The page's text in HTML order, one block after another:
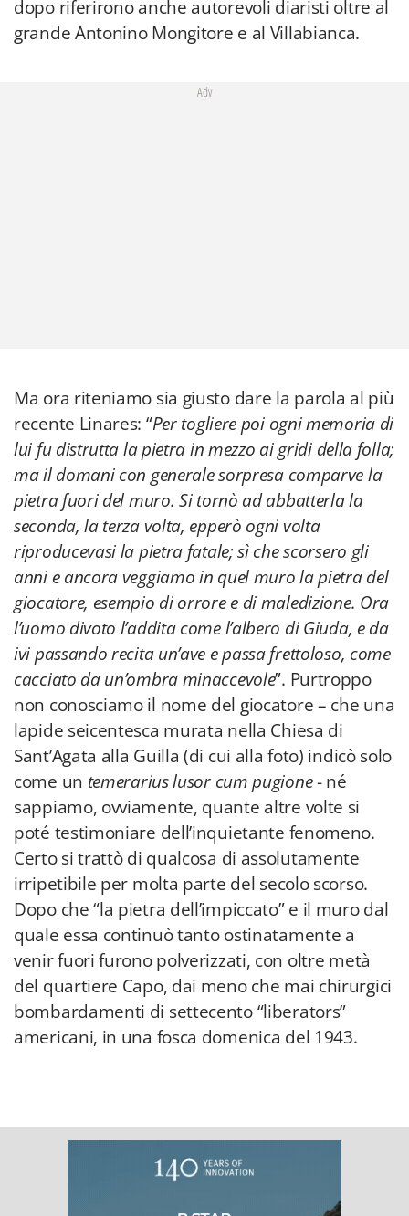
dopo riferirono anche autorevoli diaristi oltre al
grande Antonino Mongitore e al Villabianca.
Adv
Ma ora riteniamo sia giusto dare la parola al più
recente Linares: “Per togliere poi ogni memoria di
lui fu distrutta la pietra in mezzo ai gridi della folla;
ma il domani con generale sorpresa comparve la
pietra fuori del muro. Si tornò ad abbatterla la
seconda, la terza volta, epperò ogni volta
riproducevasi la pietra fatale; sì che scorsero gli
anni e ancora veggiamo in quel muro la pietra del
giocatore, esempio di orrore e di maledizione. Ora
l’uomo divoto l’addita come l’albero di Giuda, e da
ivi passando recita un’ave e passa frettoloso, come
cacciato da un’ombra minaccevole”. Purtroppo
non conosciamo il nome del giocatore – che una
lapide seicentesca murata nella Chiesa di
Sant’Agata alla Guilla (di cui alla foto) indicò solo
come un temerarius lusor cum pugione- né
sappiamo, ovviamente, quante altre volte si
poté testimoniare dell’inquietante fenomeno.
Certo si trattò di qualcosa di assolutamente
irripetibile per molta parte del secolo scorso.
Dopo che “la pietra dell’impiccato” e il muro dal
quale essa continuò tanto ostinatamente a
venir fuori furono polverizzati, con oltre metà
del quartiere Capo, dai meno che mai chirurgici
bombardamenti di settecento “liberators”
americani, in una fosca domenica del 1943.